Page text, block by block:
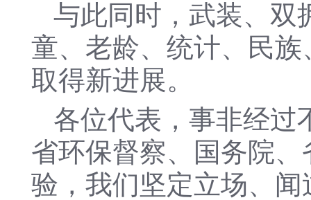
与此同时，武装、双
童、老龄、统计、民
取得新进展。
各位代表，事非经过
省环保督察、国务院
验，我们坚定立场、